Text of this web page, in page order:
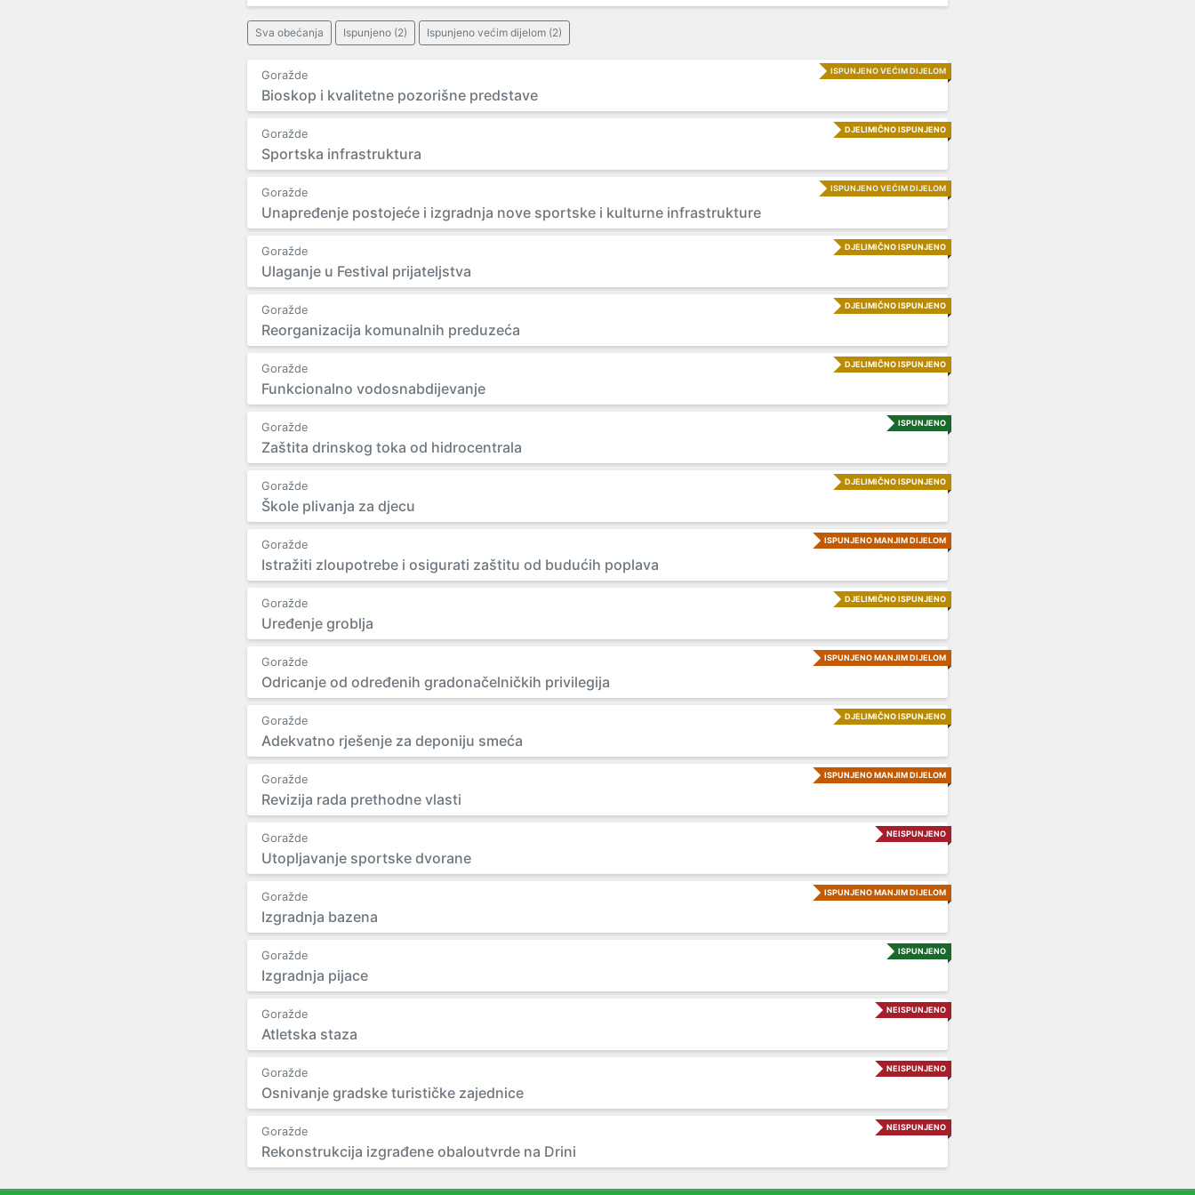
Sva obećanja Ispunjeno (2) Ispunjeno većim dijelom (2)
ISPUNJENO VEĆIM DIJELOM
Goražde
Bioskop i kvalitetne pozorišne predstave
DJELIMIČNO ISPUNJENO
Goražde
Sportska infrastruktura
ISPUNJENO VEĆIM DIJELOM
Goražde
Unapređenje postojeće i izgradnja nove sportske i kulturne infrastrukture
DJELIMIČNO ISPUNJENO
Goražde
Ulaganje u Festival prijateljstva
DJELIMIČNO ISPUNJENO
Goražde
Reorganizacija komunalnih preduzeća
DJELIMIČNO ISPUNJENO
Goražde
Funkcionalno vodosnabdijevanje
ISPUNJENO
Goražde
Zaštita drinskog toka od hidrocentrala
DJELIMIČNO ISPUNJENO
Goražde
Škole plivanja za djecu
ISPUNJENO MANJIM DIJELOM
Goražde
Istražiti zloupotrebe i osigurati zaštitu od budućih poplava
DJELIMIČNO ISPUNJENO
Goražde
Uređenje groblja
ISPUNJENO MANJIM DIJELOM
Goražde
Odricanje od određenih gradonačelničkih privilegija
DJELIMIČNO ISPUNJENO
Goražde
Adekvatno rješenje za deponiju smeća
ISPUNJENO MANJIM DIJELOM
Goražde
Revizija rada prethodne vlasti
NEISPUNJENO
Goražde
Utopljavanje sportske dvorane
ISPUNJENO MANJIM DIJELOM
Goražde
Izgradnja bazena
ISPUNJENO
Goražde
Izgradnja pijace
NEISPUNJENO
Goražde
Atletska staza
NEISPUNJENO
Goražde
Osnivanje gradske turističke zajednice
NEISPUNJENO
Goražde
Rekonstrukcija izgrađene obaloutvrde na Drini